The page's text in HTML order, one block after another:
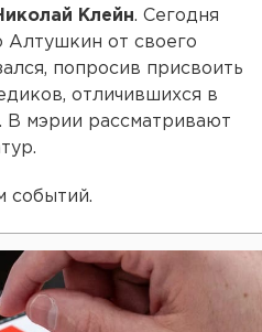
Клейн. Сегодня
Алтушкин от своего
попросив присвоить
отличившихся в
В мэрии рассматривают
событий.